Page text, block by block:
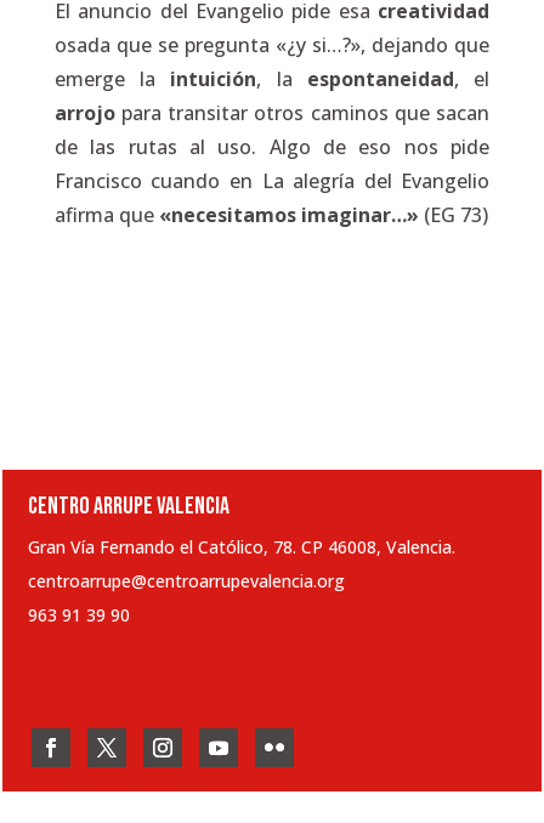
El anuncio del Evangelio pide esa creatividad
osada que se pregunta «¿y si…?», dejando que
emerge la intuición, la espontaneidad, el
arrojopara transitar otros caminos que sacan
de las rutas al uso. Algo de eso nos pide
Francisco cuando en La alegría del Evangelio
afirma que «necesitamos imaginar…» (EG 73)
CENTRO ARRUPE VALENCIA
Gran Vía Fernando el Católico, 78. CP 46008, Valencia.
centroarrupe@centroarrupevalencia.org
963 91 39 90